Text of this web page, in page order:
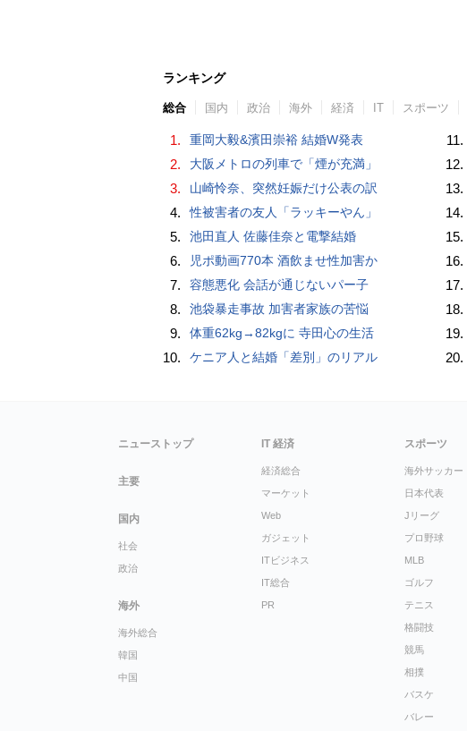
ランキング
総合 国内 政治 海外 経済 IT スポーツ
1. 重岡大毅&濱田崇裕 結婚W発表
2. 大阪メトロの列車で「煙が充満」
3. 山崎怜奈、突然妊娠だけ公表の訳
4. 性被害者の友人「ラッキーやん」
5. 池田直人 佐藤佳奈と電撃結婚
6. 児ポ動画770本 酒飲ませ性加害か
7. 容態悪化 会話が通じないパー子
8. 池袋暴走事故 加害者家族の苦悩
9. 体重62kg→82kgに 寺田心の生活
10. ケニア人と結婚「差別」のリアル
11.
12.
13.
14.
15.
16.
17.
18.
19.
20.
ニューストップ
主要
国内
社会
政治
海外
海外総合
韓国
中国
IT 経済
経済総合
マーケット
Web
ガジェット
ITビジネス
IT総合
PR
スポーツ
海外サッカー
日本代表
Jリーグ
プロ野球
MLB
ゴルフ
テニス
格闘技
競馬
相撲
バスケ
バレー